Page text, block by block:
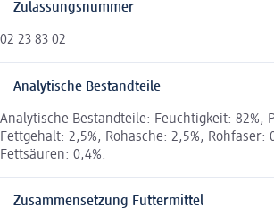
Zulassungsnummer
02 23 83 02
Analytische Bestandteile
Analytische Bestandteile: Feuchtigkeit: 82%,
Fettgehalt: 2,5%, Rohasche: 2,5%, Rohfaser:
Fettsäuren: 0,4%.
Zusammensetzung Futtermittel